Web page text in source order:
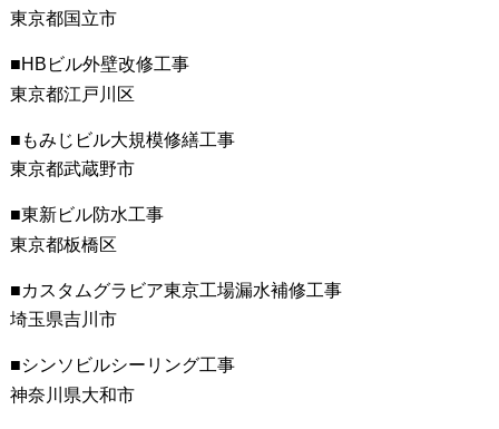
東京都国立市
HBビル外壁改修工事
東京都江戸川区
もみじビル大規模修繕工事
東京都武蔵野市
東新ビル防水工事
東京都板橋区
カスタムグラビア東京工場漏水補修工事
埼玉県吉川市
シンソビルシーリング工事
神奈川県大和市